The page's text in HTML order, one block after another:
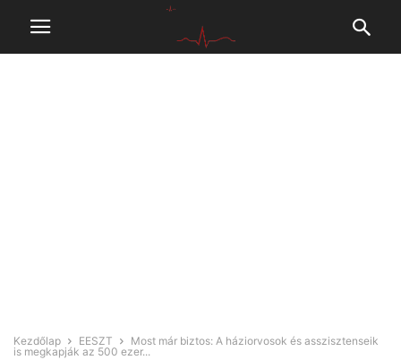
Kezdőlap EESZT
Most már biztos: A háziorvosok és asszisztenseik
is megkapják az 500 ezer...